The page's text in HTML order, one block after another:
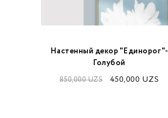
Настенный декор "Единорог"-
Голубой
850,000UZS 450,000 UZS